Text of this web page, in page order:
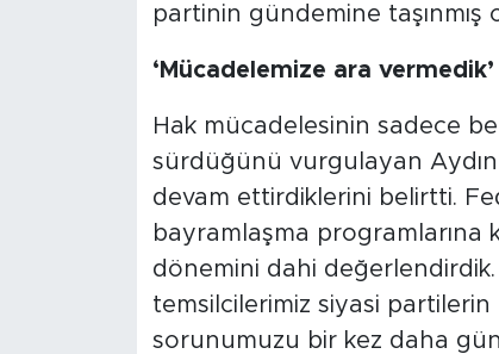
partinin gündemine taşınmış
‘Mücadelemize ara vermedik’
Hak mücadelesinin sadece
sürdüğünü vurgulayan
devam ettirdiklerini belirtti.
bayramlaşma programlarına
dönemini dahi
temsilcilerimiz siyasi
sorunumuzu bir kez daha